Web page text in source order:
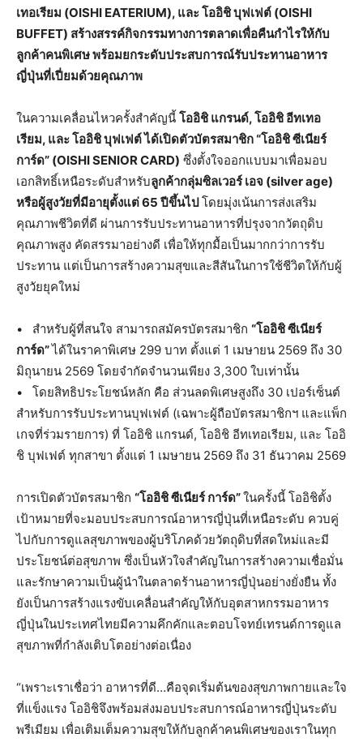
เทอเรียม (OISHI EATERIUM), และ โออิชิ บุฟเฟต์ (OISHI
BUFFET) สร้างสรรค์กิจกรรมทางการตลาดเพื่อคืนกำไรให้กับ
ลูกค้าคนพิเศษ พร้อมยกระดับประสบการณ์รับประทานอาหาร
ญี่ปุ่นที่เปี่ยมด้วยคุณภาพ
ในความเคลื่อนไหวครั้งสำคัญนี้ โออิชิ แกรนด์, โออิชิ อีทเทอ
เรียม, และ โออิชิ บุฟเฟต์ ได้เปิดตัวบัตรสมาชิก “โออิชิ ซีเนียร์
การ์ด” (OISHI SENIOR CARD) ซึ่งตั้งใจออกแบบมาเพื่อมอบ
เอกสิทธิ์เหนือระดับสำหรับลูกค้ากลุ่มซิลเวอร์ เอจ (silver age)
หรือผู้สูงวัยที่มีอายุตั้งแต่ 65 ปีขึ้นไปโดยมุ่งเน้นการส่งเสริม
คุณภาพชีวิตที่ดี ผ่านการรับประทานอาหารที่ปรุงจากวัตถุดิบ
คุณภาพสูง คัดสรรมาอย่างดี เพื่อให้ทุกมื้อเป็นมากกว่าการรับ
ประทาน แต่เป็นการสร้างความสุขและสีสันในการใช้ชีวิตให้กับผู้
สูงวัยยุคใหม่
• สำหรับผู้ที่สนใจ สามารถสมัครบัตรสมาชิก “โออิชิ ซีเนียร์
การ์ด”ได้ในราคาพิเศษ 299 บาท ตั้งแต่ 1 เมษายน 2569 ถึง 30
มิถุนายน 2569 โดยจำกัดจำนวนเพียง 3,300 ใบเท่านั้น
• โดยสิทธิประโยชน์หลัก คือ ส่วนลดพิเศษสูงถึง 30 เปอร์เซ็นต์
สำหรับการรับประทานบุฟเฟต์ (เฉพาะผู้ถือบัตรสมาชิกฯ และแพ็ก
เกจที่ร่วมรายการ) ที่ โออิชิ แกรนด์, โออิชิ อีทเทอเรียม, และ โออิ
ชิ บุฟเฟต์ ทุกสาขา ตั้งแต่ 1 เมษายน 2569 ถึง 31 ธันวาคม 2569
การเปิดตัวบัตรสมาชิก “โออิชิ ซีเนียร์ การ์ด”ในครั้งนี้ โออิชิตั้ง
เป้าหมายที่จะมอบประสบการณ์อาหารญี่ปุ่นที่เหนือระดับ ควบคู่
ไปกับการดูแลสุขภาพของผู้บริโภคด้วยวัตถุดิบที่สดใหม่และมี
ประโยชน์ต่อสุขภาพ ซึ่งเป็นหัวใจสำคัญในการสร้างความเชื่อมั่น
และรักษาความเป็นผู้นำในตลาดร้านอาหารญี่ปุ่นอย่างยั่งยืน ทั้ง
ยังเป็นการสร้างแรงขับเคลื่อนสำคัญให้กับอุตสาหกรรมอาหาร
ญี่ปุ่นในประเทศไทยมีความคึกคักและตอบโจทย์เทรนด์การดูแล
สุขภาพที่กำลังเติบโตอย่างต่อเนื่อง
“เพราะเราเชื่อว่า อาหารที่ดี…คือจุดเริ่มต้นของสุขภาพกายและใจ
ที่แข็งแรง โออิชิจึงพร้อมส่งมอบประสบการณ์อาหารญี่ปุ่นระดับ
พรีเมียม เพื่อเติมเต็มความสุขให้กับลูกค้าคนพิเศษของเราในทุก